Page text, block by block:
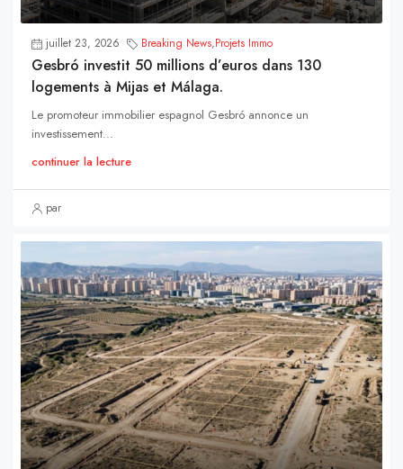
juillet 23, 2026 Breaking News,Projets Immo
Gesbró investit 50 millions d’euros dans 130
logements à Mijas et Málaga.
Le promoteur immobilier espagnol Gesbró annonce un
investissement...
continuer la lecture
par